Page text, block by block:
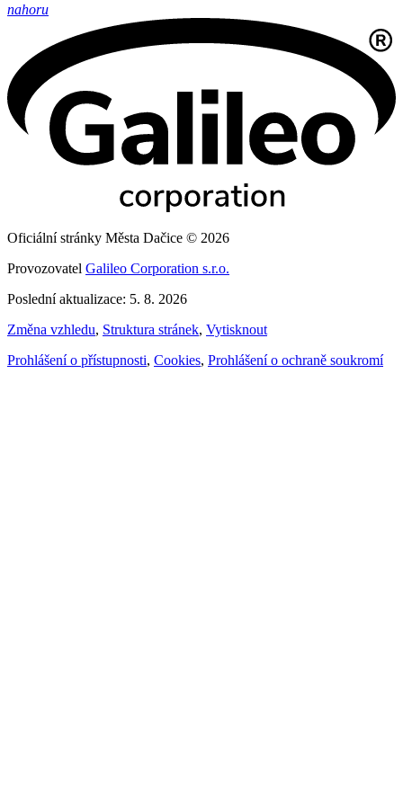
nahoru
Oficiální stránky Města Dačice © 2026
Provozovatel Galileo Corporation s.r.o.
Poslední aktualizace: 5. 8. 2026
Změna vzhledu, Struktura stránek, Vytisknout
Prohlášení o přístupnosti, Cookies, Prohlášení o ochraně soukromí